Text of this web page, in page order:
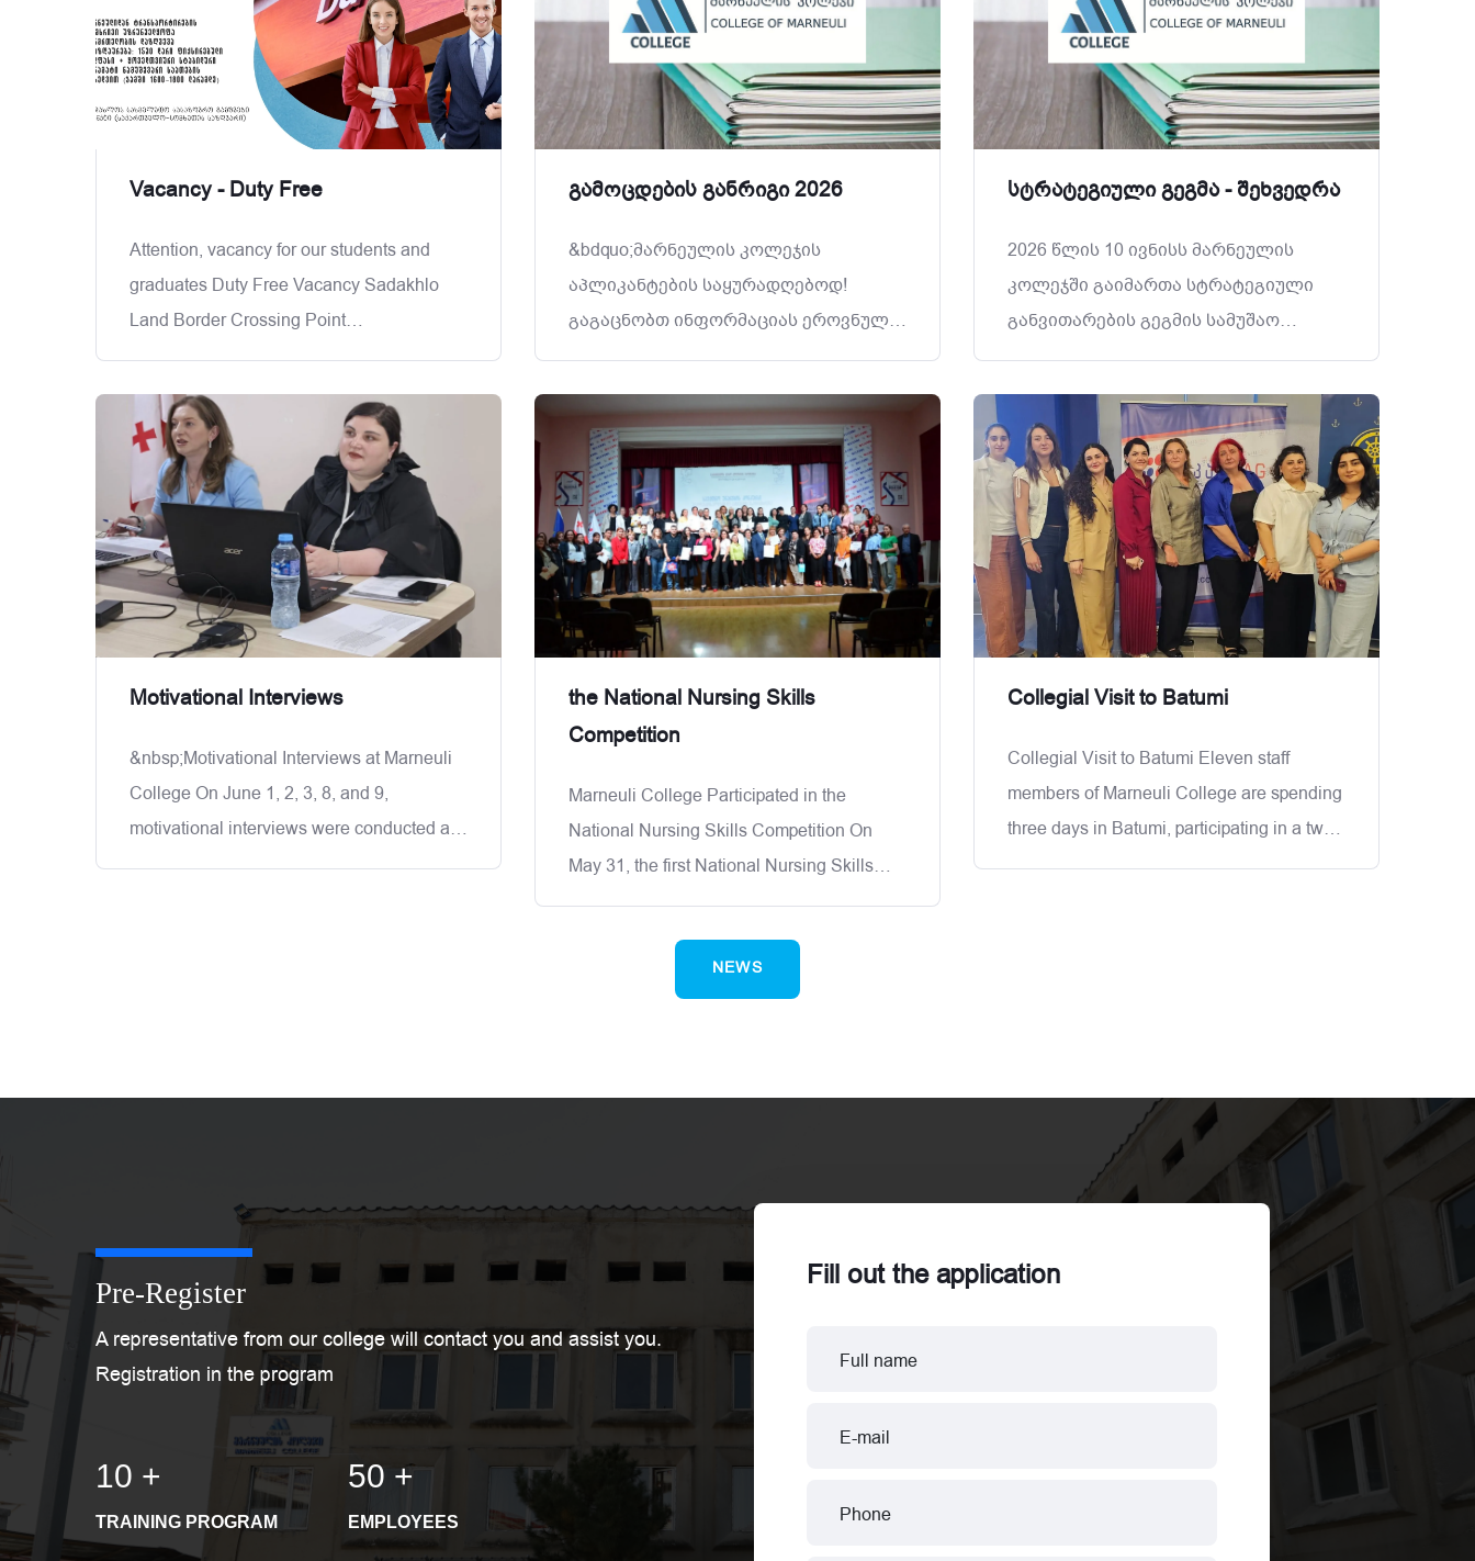
Vacancy - Duty Free
Attention, vacancy for our students and
graduates Duty Free Vacancy Sadakhlo
Land Border Crossing Point
(Georgia&ndash;Armenia Border) X
Position: Sales Consultant X Salary: 1,530
GEL fixed salary + stable monthly bonus
based on hours worked (total income up to
1,600&ndash;1,800 GEL) X Work
გამოცდების განრიგი 2026
&bdquo;მარნეულის კოლეჯის
აპლიკანტების საყურადღებოდ!
გაგაცნობთ ინფორმაციას ეროვნულ
გამოცდებთან დაკავშირებით.
საექთნო საქმე &mdash; მათემატიკა
10 ივლისს, ქიმია 14 ივლისს,
ბიოლოგია 16 ივლისს, ფიზიკა 22
ივლისს. მასაჟის თერაპია &mdash;
ქიმია 14 ივლისს ან ბიოლოგია 16
ივლისს. ფარმაცია &mdash;
სტრატეგიული გეგმა - შეხვედრა
2026 წლის 10 ივნისს მარნეულის
კოლეჯში გაიმართა სტრატეგიული
განვითარების გეგმის სამუშაო
პროექტის საბოლოო განხილვის
შეხვედრა. შეხვედრის ფარგლებში
მონაწილეებმა განიხილეს
წარმოდგენილი უკუკავშირები და
რეკომენდაციები, იმსჯელეს
სტრატეგიულ მიზნებზე, ამოცანებზე,
მოსალოდნელ შედეგებსა და
შესრულების
Motivational Interviews
&nbsp;Motivational Interviews at Marneuli
College On June 1, 2, 3, 8, and 9,
motivational interviews were conducted at
Marneuli College for the following
the National Nursing Skills
Competition
Marneuli College Participated in the
National Nursing Skills Competition On
May 31, the first National Nursing Skills
Competition, &ldquo;Professionalism and
Patient Safety,&rdquo; was held, organized
by the Georgian Association of Private
Colleges. Marneuli College was proudly
Collegial Visit to Batumi
Collegial Visit to Batumi Eleven staff
members of Marneuli College are spending
three days in Batumi, participating in a two-
day training held within the framework of
NEWS
Pre-Register
A representative from our college will contact you and assist you.
Registration in the program
10 +
TRAINING PROGRAM
50 +
EMPLOYEES
Fill out the application